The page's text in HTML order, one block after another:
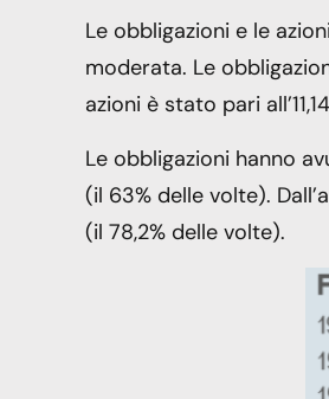
Le obbligazioni e le
moderata. Le
azioni è stato pari
Le obbligazioni hanno
(il 63% delle volte).
(il 78,2% delle volte).